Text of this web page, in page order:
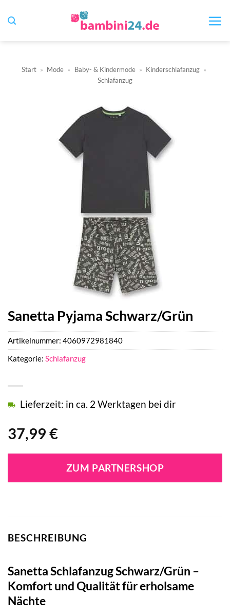
Inhalt
Start » Mode » Baby- & Kindermode » Kinderschlafanzug »
Schlafanzug
Sanetta Pyjama Schwarz/Grün
37,99 €
Lieferzeit: in ca. 2 Werktagen bei dir
ZUM PARTNERSHOP
Artikelnummer: 4060972981840
Kategorie: Schlafanzug
BESCHREIBUNG
Sanetta Schlafanzug Schwarz/Grün –
Komfort und Qualität für erholsame
Nächte